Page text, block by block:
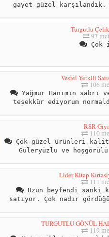
gayet güzel
Turgutlu
97
Çok
Vestel Yetkili
106
Yağmur Hanımın
teşekkür ediyorum
RSR
110
Çok güzel ürünleri
Güleryüzlu ve
Lider Kitap
111
Uzun beyfendi
satıyor. Çok nadir
TURGUTLU GÖNÜL
119